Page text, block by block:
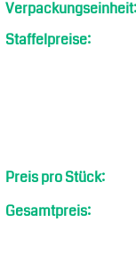
Verpackungseinheit:
Staffelpreise:
Preis pro Stück:
Gesamtpreis: